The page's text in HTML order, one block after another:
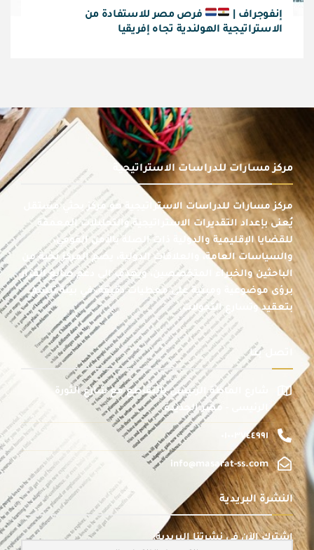
إنفوجراف |
فرص مصر للاستفادة من
الاستراتيجية الهولندية تجاه إفريقيا
مركز مسارات للدراسات الاستراتيجية
مركز مسارات للدراسات الاستراتيجية هو مركز بحثي مستقل
يُعنى بإعداد التقديرات الاستراتيجية والتحليلات المعمقة
للقضايا الإقليمية والدولية ذات الصلة بالأمن القومي،
والسياسات العامة، والعلاقات الدولية، يضم المركز نخبة من
الباحثين والخبراء المتخصصين، ويهدف إلى دعم صانع القرار
برؤى موضوعية ومبنية على معطيات دقيقة، في بيئة تتسم
بتعقيد وتسارع التحولات.
اتصل بنا
شارع الماظة الرئيسى بالتقاطع مع شارع الثورة
الرئيسى - مصر الجديدة
٠١٠٠٣٧٤٤٩٩١
info@masarat-ss.com
النشرة البريدية
اشترك الآن في نشرتنا البريدية: